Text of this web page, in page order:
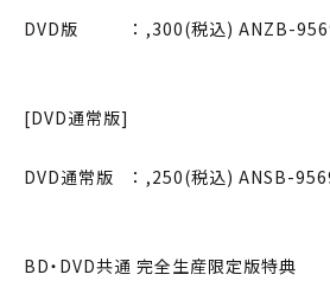
DVD版 ： ,300(税込) ANZB-
[DVD通常版]
DVD通常版 ： ,250(税込) ANSB-
BD・DVD共通 完全生産限定版特典